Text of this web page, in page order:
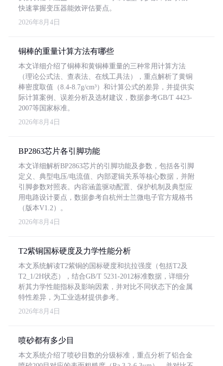
快速掌握变压器能效评估要点。
2026年8月4日
铜棒的重量计算方法有哪些
本文详细介绍了铜棒和黄铜棒重量的三种常用计算方法
（理论公式法、查表法、在线工具法），重点解析了黄铜
棒密度取值（8.4-8.7g/cm³）和计算公式的差异，并提供实
际计算案例、误差分析及选材建议，数据参考GB/T 4423-
2007等国家标准。
2026年8月4日
BP2863芯片各引脚功能
本文详细解析BP2863芯片的引脚功能及参数，包括各引脚
定义、典型电压/电流值、内部逻辑关系等核心数据，并附
引脚参数对照表。内容涵盖驱动配置、保护机制及典型应
用电路设计要点，数据参考自杭州士兰微电子官方规格书
（版本V1.2）。
2026年8月4日
T2紫铜国标硬度及力学性能分析
本文系统解读T2紫铜的国标硬度和抗拉强度（包括T2及
T2_1/2H状态），结合GB/T 5231-2012标准数据，详细分
析其力学性能指标及影响因素，并对比不同状态下的金属
特性差异，为工业选材提供参考。
2026年8月4日
喷砂都有多少目
本文系统介绍了喷砂目数的分级标准，重点分析了铝合金